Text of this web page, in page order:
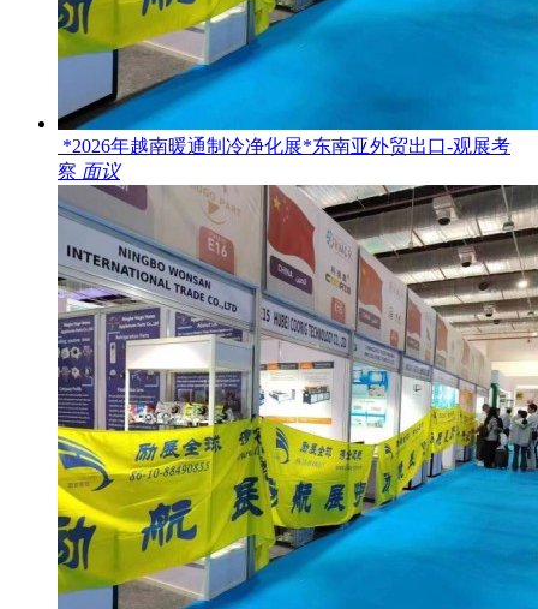
*2026年越南暖通制冷净化展*东南亚外贸出口-观展考
察 面议